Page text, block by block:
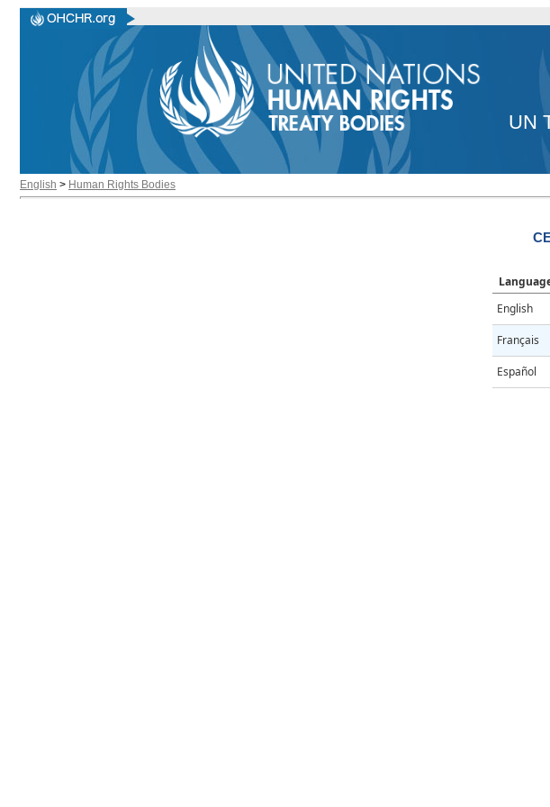
UN
English > Human Rights Bodies
English
Français
Español